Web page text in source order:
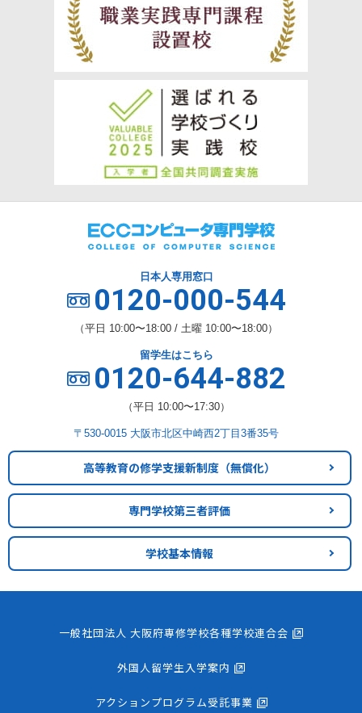
日本人専用窓口
0120-000-544
（平日 10:00〜18:00 / 土曜 10:00〜18:00）
留学生はこちら
0120-644-882
（平日 10:00〜17:30）
〒530-0015 大阪市北区中崎西2丁目3番35号
高等教育の修学支援新制度 （無償化）
専門学校第三者評価
学校基本情報
一般社団法人 大阪府専修学校各種学校連合会
外国人留学生入学案内
アクションプログラム受託事業